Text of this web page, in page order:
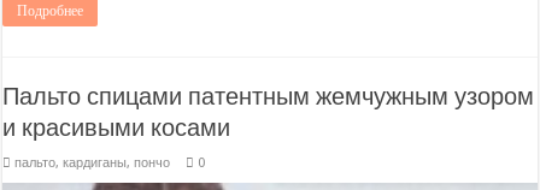
Подробнее
Пальто спицами патентным жемчужным узором
и красивыми косами
пальто, кардиганы, пончо 0